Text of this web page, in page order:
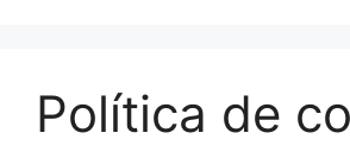
Política de